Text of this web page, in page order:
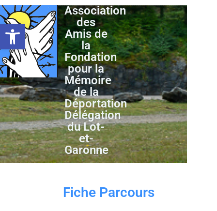
Ouvrir la barre d’outils
Association
des
Amis de
la
Fondation
pour la
Mémoire
de la
Déportation
Délégation
du Lot-
et-
Garonne
Fiche Parcours